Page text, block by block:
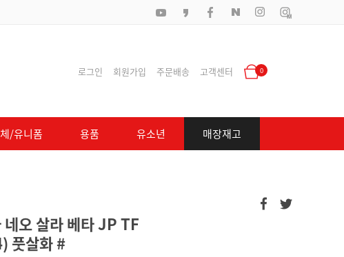
로그인 회원가입 주문배송 고객센터 0
/유니폼 용품 유소년 매장재고
네오 살라 베타 JP TF
풋살화 #